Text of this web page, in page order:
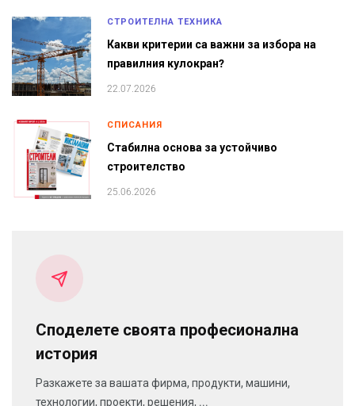
СТРОИТЕЛНА ТЕХНИКА
Какви критерии са важни за избора на
правилния кулокран?
22.07.2026
СПИСАНИЯ
Стабилна основа за устойчиво
строителство
25.06.2026
Споделете своята професионална
история
Разкажете за вашата фирма, продукти, машини,
технологии, проекти, решения, ...